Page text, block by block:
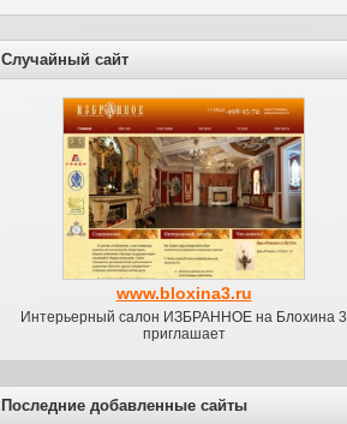
Случайный сайт
www.bloxina3.ru
Интерьерный салон ИЗБРАННОЕ на Блохина 3
приглашает
Последние добавленные сайты